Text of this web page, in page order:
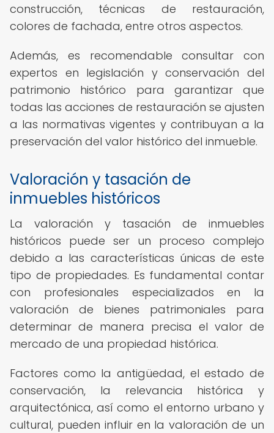
construcción, técnicas de restauración,
colores de fachada, entre otros aspectos.
Además, es recomendable consultar con
expertos en legislación y conservación del
patrimonio histórico para garantizar que
todas las acciones de restauración se ajusten
a las normativas vigentes y contribuyan a la
preservación del valor histórico del inmueble.
Valoración y tasación de
inmuebles históricos
La valoración y tasación de inmuebles
históricos puede ser un proceso complejo
debido a las características únicas de este
tipo de propiedades. Es fundamental contar
con profesionales especializados en la
valoración de bienes patrimoniales para
determinar de manera precisa el valor de
mercado de una propiedad histórica.
Factores como la antigüedad, el estado de
conservación, la relevancia histórica y
arquitectónica, así como el entorno urbano y
cultural, pueden influir en la valoración de un